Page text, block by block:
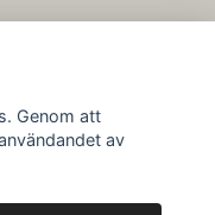
0901). Du kan
Genom att
av